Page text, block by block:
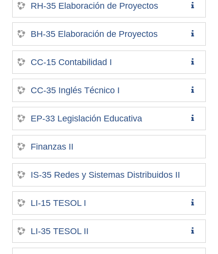
RH-35 Elaboración de Proyectos
BH-35 Elaboración de Proyectos
CC-15 Contabilidad I
CC-35 Inglés Técnico I
EP-33 Legislación Educativa
Finanzas II
IS-35 Redes y Sistemas Distribuidos II
LI-15 TESOL I
LI-35 TESOL II